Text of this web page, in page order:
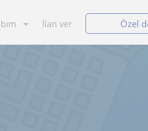
İlan ver Özel